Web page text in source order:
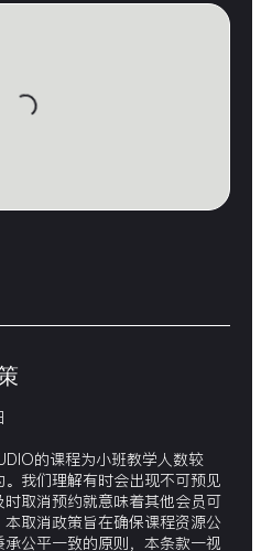
的课程为小班教学人数较
我们理解有时会出现不可预见
取消预约就意味着其他会员可
取消政策旨在确保课程资源公
公平一致的原则，本条款一视